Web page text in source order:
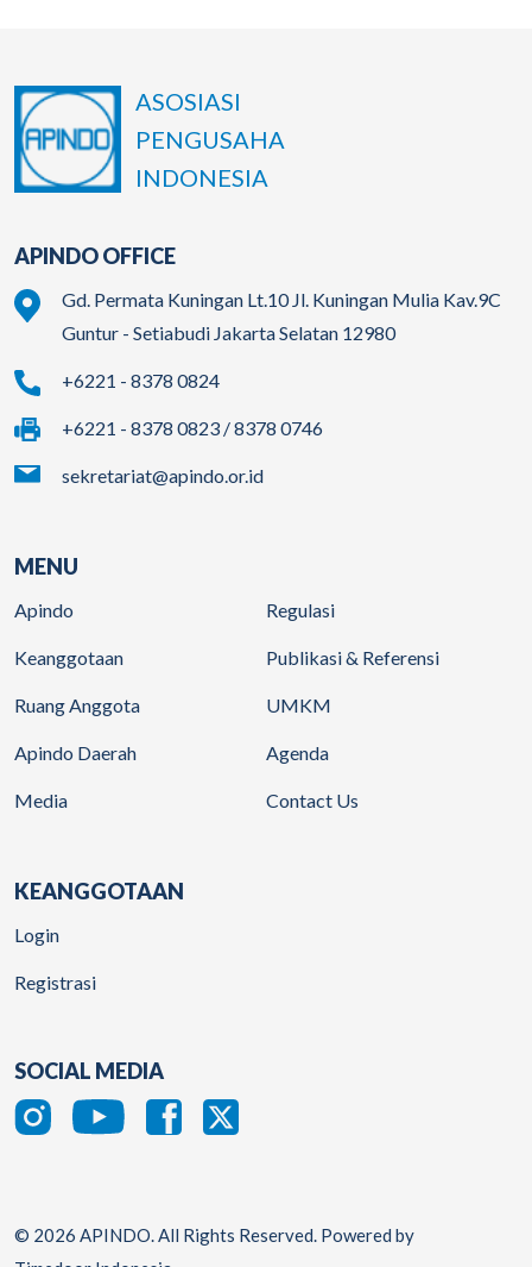
ASOSIASI
PENGUSAHA
INDONESIA
APINDO OFFICE
Gd. Permata Kuningan Lt.10 Jl. Kuningan Mulia Kav.9C
Guntur - Setiabudi Jakarta Selatan 12980
+6221 - 8378 0824
+6221 - 8378 0823 / 8378 0746
sekretariat@apindo.or.id
MENU
Apindo
Keanggotaan
Ruang Anggota
Apindo Daerah
Media
Regulasi
Publikasi & Referensi
UMKM
Agenda
Contact Us
KEANGGOTAAN
Login
Registrasi
SOCIAL MEDIA
© 2026 APINDO. All Rights Reserved. Powered by